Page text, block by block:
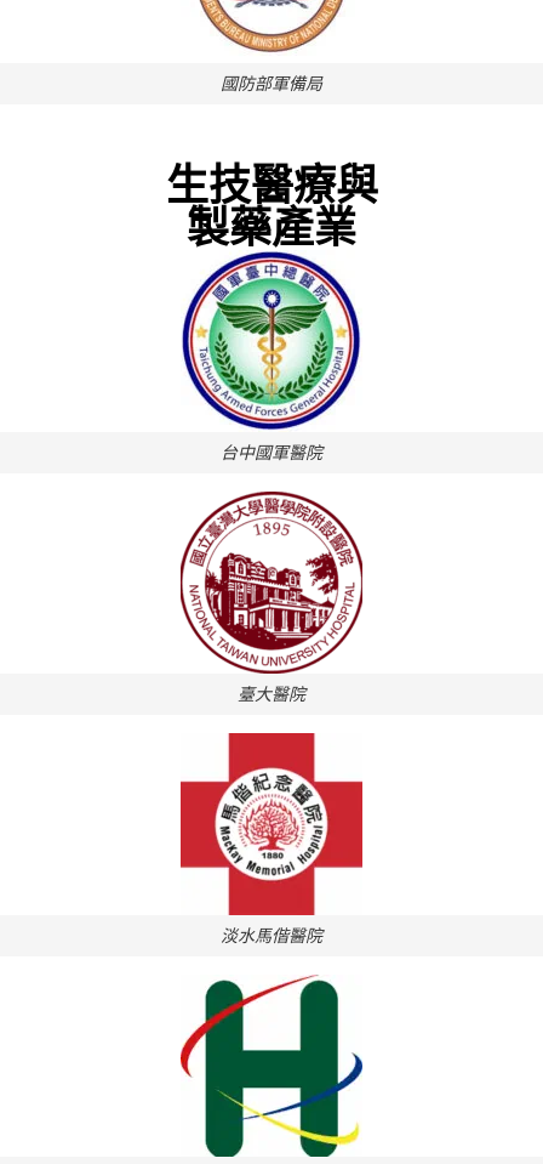
國防部軍備局
生技醫療與
製藥產業
台中國軍醫院
臺大醫院
淡水馬偕醫院